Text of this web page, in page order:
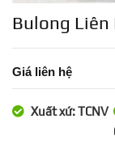
Bulong Liên
Giá liên hệ
Xuất xứ: TCNV